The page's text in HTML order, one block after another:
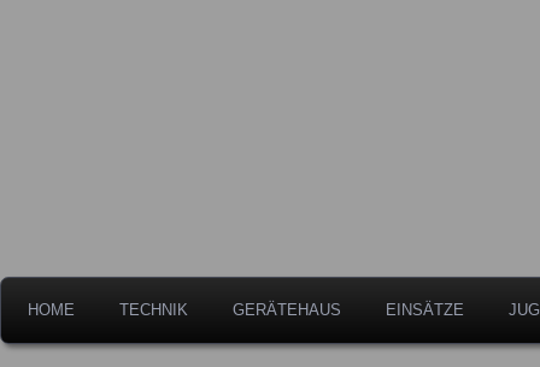
HOME TECHNIK GERÄTEHAUS EINSÄTZE